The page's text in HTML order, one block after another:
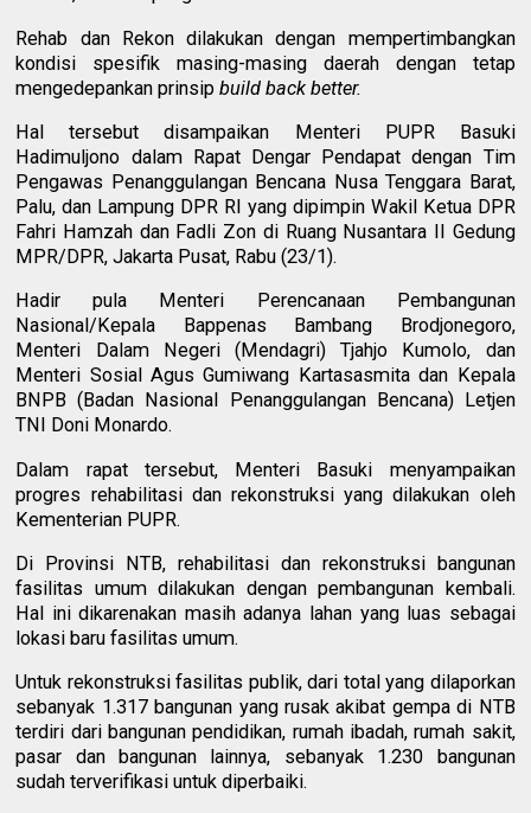
Rehab dan Rekon dilakukan dengan mempertimbangkan
kondisi spesifik masing-masing daerah dengan tetap
mengedepankan prinsipbuild back better.
Hal tersebut disampaikan Menteri PUPR Basuki
Hadimuljono dalam Rapat Dengar Pendapat dengan Tim
Pengawas Penanggulangan Bencana Nusa Tenggara Barat,
Palu, dan Lampung DPR RI yang dipimpin Wakil Ketua DPR
Fahri Hamzah dan Fadli Zon di Ruang Nusantara II Gedung
MPR/DPR, Jakarta Pusat, Rabu (23/1).
Hadir pula Menteri Perencanaan Pembangunan
Nasional/Kepala Bappenas Bambang Brodjonegoro,
Menteri Dalam Negeri (Mendagri) Tjahjo Kumolo, dan
Menteri Sosial Agus Gumiwang Kartasasmita dan Kepala
BNPB (Badan Nasional Penanggulangan Bencana) Letjen
TNI Doni Monardo.
Dalam rapat tersebut, Menteri Basuki menyampaikan
progres rehabilitasi dan rekonstruksi yang dilakukan oleh
Kementerian PUPR.
Di Provinsi NTB, rehabilitasi dan rekonstruksi bangunan
fasilitas umum dilakukan dengan pembangunan kembali.
Hal ini dikarenakan masih adanya lahan yang luas sebagai
lokasi baru fasilitas umum.
Untuk rekonstruksi fasilitas publik, dari total yang dilaporkan
sebanyak 1.317 bangunan yang rusak akibat gempa di NTB
terdiri dari bangunan pendidikan, rumah ibadah, rumah sakit,
pasar dan bangunan lainnya, sebanyak 1.230 bangunan
sudah terverifikasi untuk diperbaiki.